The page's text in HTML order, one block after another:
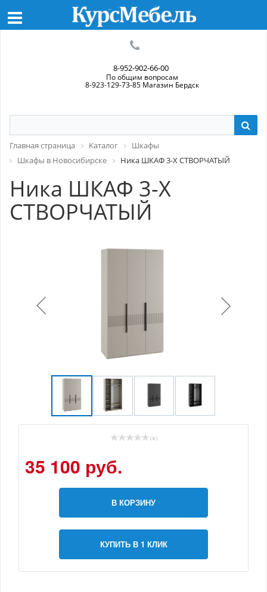
8-952-902-66-00
По общим вопросам
8-923-129-73-85 Магазин Бердск
Главная страница Каталог
Шкафы
Шкафы в Новосибирске
Ника ШКАФ 3-Х СТВОРЧАТЫЙ
Ника ШКАФ 3-Х
СТВОРЧАТЫЙ
( 0 )
35 100 руб.
В КОРЗИНУ
КУПИТЬ В 1 КЛИК